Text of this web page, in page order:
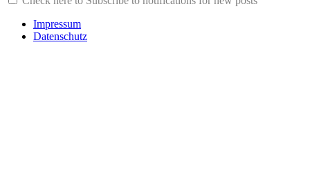
Impressum
Datenschutz